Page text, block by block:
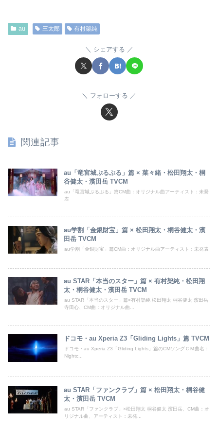
au 三太郎 有村架純
シェアする
フォローする
関連記事
au「竜宮城ぷるぷる」篇 × 菜々緒・松田翔太・桐
谷健太・濱田岳 TVCM
au「竜宮城ぷるぷる」篇CM曲：オリジナル曲アーティスト：未発
表
au学割「金銀財宝」篇 × 松田翔太・桐谷健太・濱
田岳 TVCM
au学割「金銀財宝」篇CM曲：オリジナル曲アーティスト：未発表
au STAR「本当のスター」篇 × 有村架純・松田翔
太・桐谷健太・濱田岳 TVCM
au STAR「本当のスター」篇×有村架純 松田翔太 桐谷健太 濱田岳
寺田心、CM曲：オリジナル曲...
ドコモ・au Xperia Z3「Gliding Lights」篇 TVCM
ドコモ・au Xperia Z3「Gliding Lights」篇のCMソングＣＭ曲名：
Nightc...
au STAR「ファンクラブ」篇 × 松田翔太・桐谷健
太・濱田岳 TVCM
au STAR「ファンクラブ」×松田翔太 桐谷健太 濱田岳、CM曲：オ
リジナル曲、アーティスト：未発...